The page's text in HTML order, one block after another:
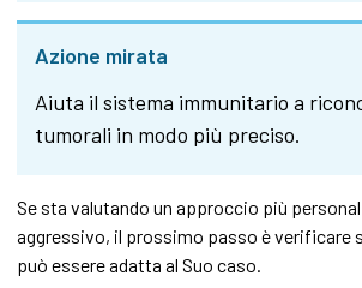
Azione mirata
Aiuta il sistema immunitario a
tumorali in modo più preciso.
Se sta valutando un approccio più
aggressivo, il prossimo passo è verificare
può essere adatta al Suo caso.